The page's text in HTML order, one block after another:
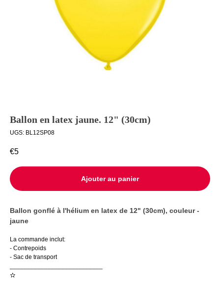
Ballons à
l’unité
Livraison
Contact
Ballon en latex jaune. 12" (30cm)
UGS: BL12SP08
€5
Ajouter au panier
Ballon gonflé à l'hélium en latex de 12" (30cm), couleur -
jaune
La commande inclut:
- Contrepoids
- Sac de transport
✫